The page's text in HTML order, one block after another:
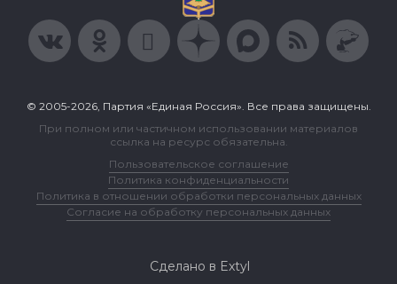
© 2005-2026, Партия «Единая Россия». Все права защищены.
При полном или частичном использовании материалов
ссылка на ресурс обязательна.
Пользовательское соглашение
Политика конфиденциальности
Политика в отношении обработки персональных данных
Согласие на обработку персональных данных
Сделано в Extyl